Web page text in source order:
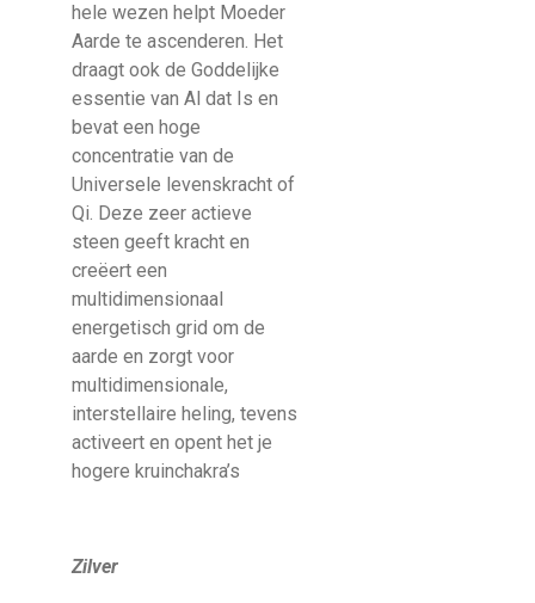
hele wezen helpt Moeder
Aarde te ascenderen. Het
draagt ook de Goddelijke
essentie van Al dat Is en
bevat een hoge
concentratie van de
Universele levenskracht of
Qi. Deze zeer actieve
steen geeft kracht en
creëert een
multidimensionaal
energetisch grid om de
aarde en zorgt voor
multidimensionale,
interstellaire heling, tevens
activeert en opent het je
hogere kruinchakra’s
Zilver